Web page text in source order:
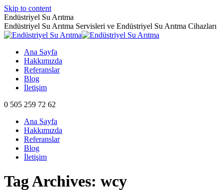
Skip to content
Endüstriyel Su Arıtma
Endüstriyel Su Arıtma Servisleri ve Endüstriyel Su Arıtma Cihazları
Ana Sayfa
Hakkımızda
Referanslar
Blog
İletişim
0 505 259 72 62
Ana Sayfa
Hakkımızda
Referanslar
Blog
İletişim
Tag Archives: wcy